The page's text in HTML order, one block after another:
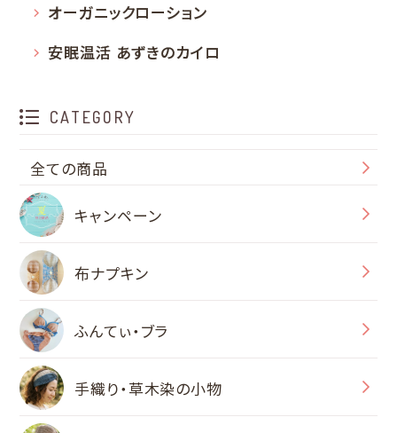
オーガニックローション
安眠温活 あずきのカイロ
CATEGORY
全ての商品
キャンペーン
布ナプキン
ふんてぃ・ブラ
手織り・草木染の小物